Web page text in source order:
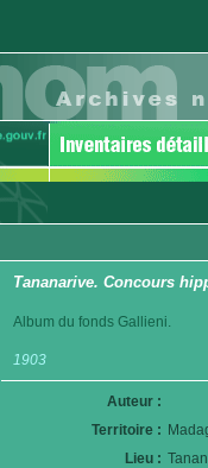
Tananarive. Concours
Album du fonds Gallieni.
1903
Auteur :
Territoire :
Lieu :